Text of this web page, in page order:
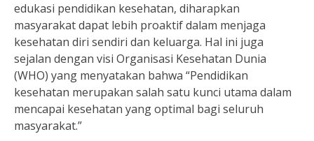
edukasi pendidikan kesehatan, diharapkan
masyarakat dapat lebih proaktif dalam menjaga
kesehatan diri sendiri dan keluarga. Hal ini juga
sejalan dengan visi Organisasi Kesehatan Dunia
(WHO) yang menyatakan bahwa “Pendidikan
kesehatan merupakan salah satu kunci utama dalam
mencapai kesehatan yang optimal bagi seluruh
masyarakat.”